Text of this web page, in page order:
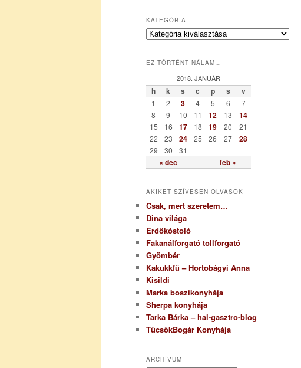
KATEGÓRIA
K
e
r
EZ TÖRTÉNT NÁLAM…
2018. JANUÁR
h k s c p s v
« dec feb »
1 2 3 4 5 6
7
8
9 10 11 12 13 14
15 16 17 18 19 20
21
22
23 24 25 26 27 28
29 30 31
AKIKET SZÍVESEN OLVASOK
Csak, mert szeretem…
Dina világa
Erdőkóstoló
Fakanálforgató tollforgató
Gyömbér
Kakukkfű – Hortobágyi Anna
Kisildi
Marka boszikonyhája
Sherpa konyhája
Tarka Bárka – hal-gasztro-blog
TücsökBogár Konyhája
ARCHÍVUM